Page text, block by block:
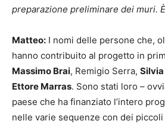
preparazione preliminare dei muri.
Matteo: I nomi delle persone che,
hanno contribuito al progetto in
Massimo Brai, Remigio Serra,
Ettore Marras. Sono stati loro –
paese che ha finanziato l’intero
nelle varie sequenze con dei